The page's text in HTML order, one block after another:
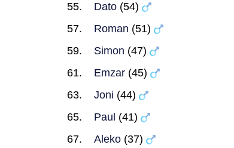
Dato (54)
Roman (51)
Simon (47)
Emzar (45)
Joni (44)
Paul (41)
Aleko (37)